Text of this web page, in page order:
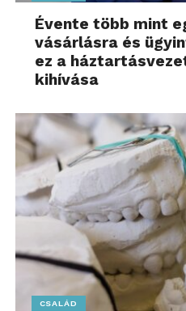
Évente több mint
vásárlásra és
ez a
kihívása
CSALÁD